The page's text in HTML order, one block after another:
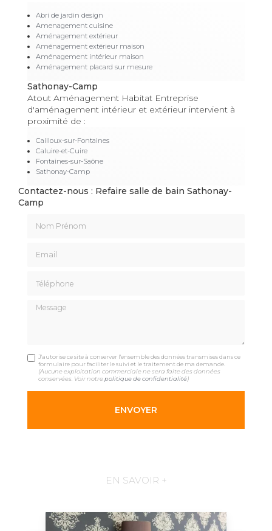
Abri de jardin design
Amenagement cuisine
Aménagement extérieur
Aménagement extérieur maison
Aménagement intérieur maison
Aménagement placard sur mesure
Sathonay-Camp
Atout Aménagement Habitat Entreprise
d'aménagement intérieur et extérieur intervient à
proximité de :
Cailloux-sur-Fontaines
Caluire-et-Cuire
Fontaines-sur-Saône
Sathonay-Camp
Contactez-nous : Refaire salle de bain Sathonay-
Camp
Message
J'autorise ce site à conserver l'ensemble des données transmises dans ce
formulaire pour faciliter le suivi et le traitement de ma demande.
(Aucune exploitation commerciale ne sera faite des données
conservées. Voir notrepolitique de confidentialité)
EN SAVOIR +